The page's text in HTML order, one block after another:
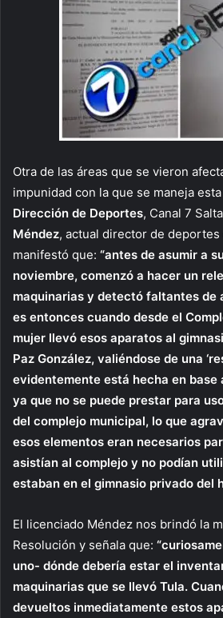
Otra de las áreas que se vieron
impunidad con la que se maneja
Dirección de Deportes, Canal 7
Méndez, actual director de
manifestó que: “antes de asumir a
noviembre, comenzó a hacer un
maquinarias y detectó faltantes de
es entonces cuando desde el
mujer llevó esos aparatos al
Paz González, valiéndose de una
evidentemente está hecha en base
ya que no se puede prestar para
del complejo municipal, lo que
esos elementos eran necesarios
asistían al complejo y no podían
estaban en el gimnasio privado del
El licenciado Méndez nos brindó la
Resolución y señala que:
uno- dónde debería estar el
maquinarias que se llevó Tula.
devueltos inmediatamente estos